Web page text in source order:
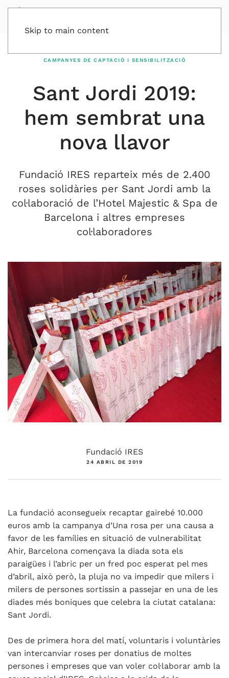
Skip to main content
CAMPANYES DE CAPTACIÓ I SENSIBILITZACIÓ
Sant Jordi 2019:
hem sembrat una
nova llavor
Fundació IRES reparteix més de 2.400
roses solidàries per Sant Jordi amb la
col·laboració de l’Hotel Majestic & Spa de
Barcelona i altres empreses
col·laboradores
Fundació IRES
24 ABRIL DE 2019
La fundació aconsegueix recaptar gairebé 10.000
euros amb la campanya d’Una rosa per una causa a
favor de les famílies en situació de vulnerabilitat
Ahir, Barcelona començava la diada sota els
paraigües i l’abric per un fred poc esperat pel mes
d’abril, això però, la pluja no va impedir que milers i
milers de persones sortissin a passejar en una de les
diades més boniques que celebra la ciutat catalana:
Sant Jordi.
Des de primera hora del matí, voluntaris i voluntàries
van intercanviar roses per donatius de moltes
persones i empreses que van voler col·laborar amb la